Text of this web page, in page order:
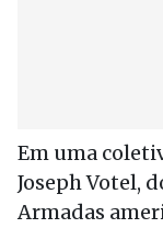
Em uma
Joseph Votel,
Armadas